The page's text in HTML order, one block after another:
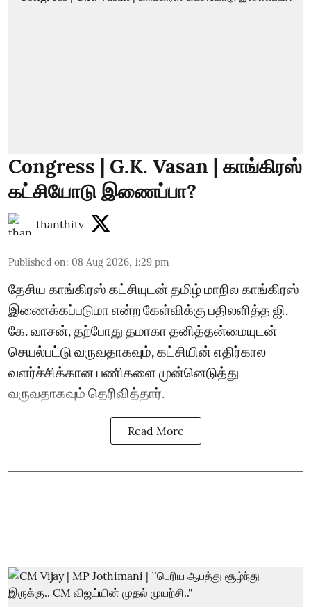
Congress | G.K. Vasan | காங்கிரஸ்
கட்சியோடு இணைப்பா?
thanthitv
Published on: 08 Aug 2026, 1:29 pm
தேசிய காங்கிரஸ் கட்சியுடன் தமிழ் மாநில காங்கிரஸ்
இணைக்கப்படுமா என்ற கேள்விக்கு பதிலளித்த ஜி.
கே. வாசன், தற்போது தமாகா தனித்தன்மையுடன்
செயல்பட்டு வருவதாகவும், கட்சியின் எதிர்கால
வளர்ச்சிக்கான பணிகளை முன்னெடுத்து
வருவதாகவும் தெரிவித்தார்.
Read More